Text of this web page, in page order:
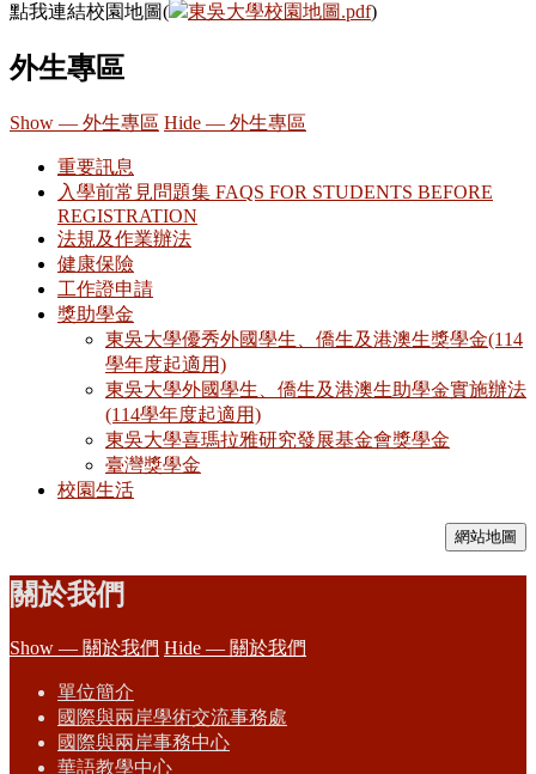
點我連結校園地圖( 東吳大學校園地圖.pdf)
外生專區
Show — 外生專區 Hide — 外生專區
重要訊息
入學前常見問題集 FAQS FOR STUDENTS BEFORE
REGISTRATION
法規及作業辦法
健康保險
工作證申請
獎助學金
東吳大學優秀外國學生、僑生及港澳生獎學金(114
學年度起適用)
東吳大學外國學生、僑生及港澳生助學金實施辦法
(114學年度起適用)
東吳大學喜瑪拉雅研究發展基金會獎學金
臺灣獎學金
校園生活
網站地圖
關於我們
Show — 關於我們 Hide — 關於我們
單位簡介
國際與兩岸學術交流事務處
國際與兩岸事務中心
華語教學中心